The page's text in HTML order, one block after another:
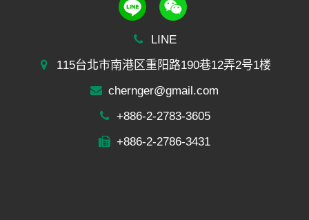
LINE
115台北市南港区重阳路190巷12弄2号1楼
chernger@gmail.com
+886-2-2783-3605
+886-2-2786-3431